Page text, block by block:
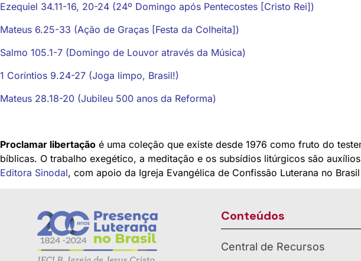
Ezequiel 34.11-16, 20-24 (24º Domingo após Pentecostes [Cristo Rei])
Mateus 6.25-33 (Ação de Graças [Festa da Colheita])
Salmo 105.1-7 (Domingo de Louvor através da Música)
1 Coríntios 9.24-27 (Joga limpo, Brasil!)
Mateus 28.18-20 (Jubileu 500 anos da Reforma)
Proclamar libertação é uma coleção que existe desde 1976 como fruto do
bíblicas. O trabalho exegético, a meditação e os subsídios litúrgicos são
Editora Sinodal, com apoio da Igreja Evangélica de Confissão Luterana no
Conteúdos
Central de Recursos